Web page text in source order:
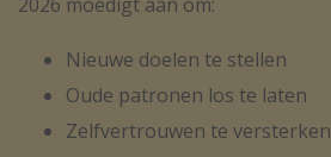
Nieuwe doelen te stellen
Oude patronen los te laten
Zelfvertrouwen te versterken